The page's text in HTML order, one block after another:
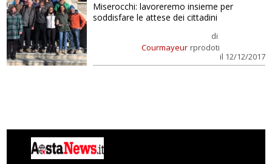
Courmayeur
di
rprodoti
il 12/12/2017
Miserocchi: lavoreremo insieme per
soddisfare le attese dei cittadini